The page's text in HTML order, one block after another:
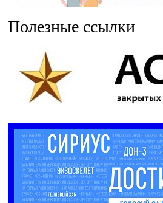
Полезные ссылки